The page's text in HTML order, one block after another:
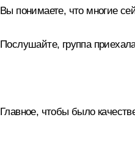
Вы понимаете, что многие
Послушайте, группа
Главное, чтобы было